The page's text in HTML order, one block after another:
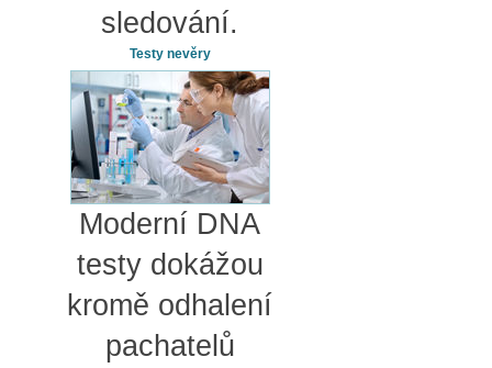
sledování.
Testy nevěry
Moderní DNA
testy dokážou
kromě odhalení
pachatelů